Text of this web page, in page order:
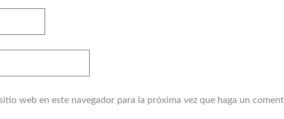
web en este navegador para la próxima vez que haga un